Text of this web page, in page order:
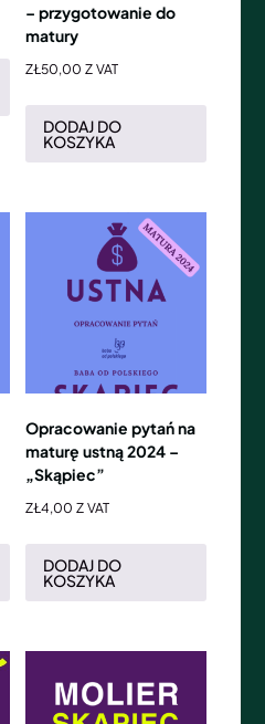
– przygotowanie do
matury
ZŁ50,00 Z VAT
DODAJ DO
KOSZYKA
Opracowanie pytań na
maturę ustną 2024 –
„Skąpiec”
ZŁ4,00 Z VAT
DODAJ DO
KOSZYKA